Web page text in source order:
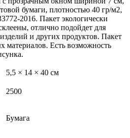
бумаги, плотностью 40 гр/м2,
2016. Пакет экологически
отлично подойдет для
и других продуктов. Пакет
материалов. Есть возможность
5,5 × 14 × 40 см
2500
Бумага